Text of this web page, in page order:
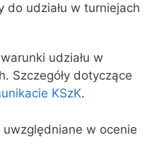
do udziału w turniejach
udziału w
Szczegóły dotyczące
KSzK.
w ocenie